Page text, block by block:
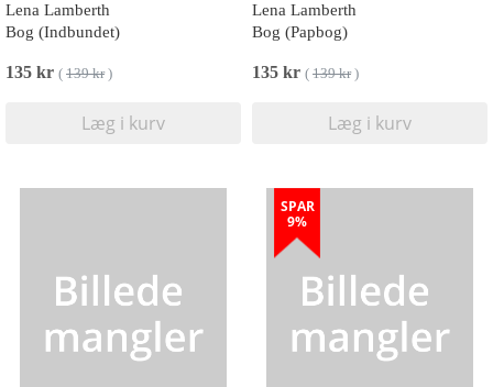
Lena Lamberth
Bog (Indbundet)
135 kr ( 139 kr)
Læg i kurv
Lena Lamberth
Bog (Papbog)
135 kr ( 139 kr)
Læg i kurv
SPAR
9%